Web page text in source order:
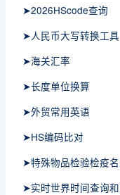
➤2026HScode查询
➤人民币大写转换工具
➤海关汇率
➤长度单位换算
➤外贸常用英语
➤HS编码比对
➤特殊物品检验检疫
➤实时世界时间查询